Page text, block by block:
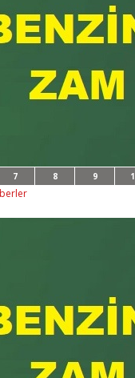
7 8 9